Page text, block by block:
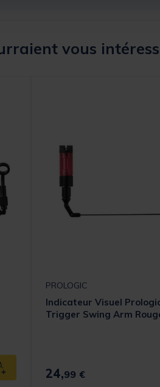
vous
au panier
PROLOGIC
Indicateur Visuel
Trigger Swing Arm
24,99 €